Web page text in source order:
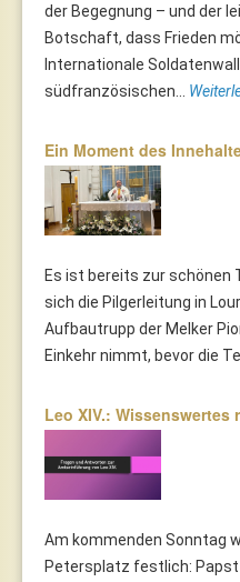
der Begegnung – und der
Botschaft, dass Frieden
Internationale
südfranzösischen...
Ein Moment des
Es ist bereits zur schönen
sich die Pilgerleitung in
Aufbautrupp der Melker
Einkehr nimmt, bevor die
Leo XIV.:
Am kommenden Sonntag
Petersplatz festlich: Papst